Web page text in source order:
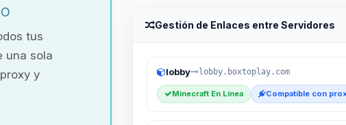
tus
una sola
y
Gestión de Enlaces entre Servidores
lobby lobby.boxtoplay.com
Minecraft En Línea Compatible con